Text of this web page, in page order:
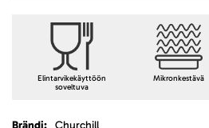
Elintarvikekäyttöön
soveltuva
Mikronkestävä
LisätietojaChurchill